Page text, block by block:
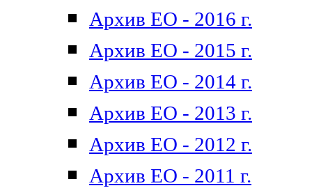
Архив ЕО - 2016 г.
Архив ЕО - 2015 г.
Архив ЕО - 2014 г.
Архив ЕО - 2013 г.
Архив ЕО - 2012 г.
Архив ЕО - 2011 г.